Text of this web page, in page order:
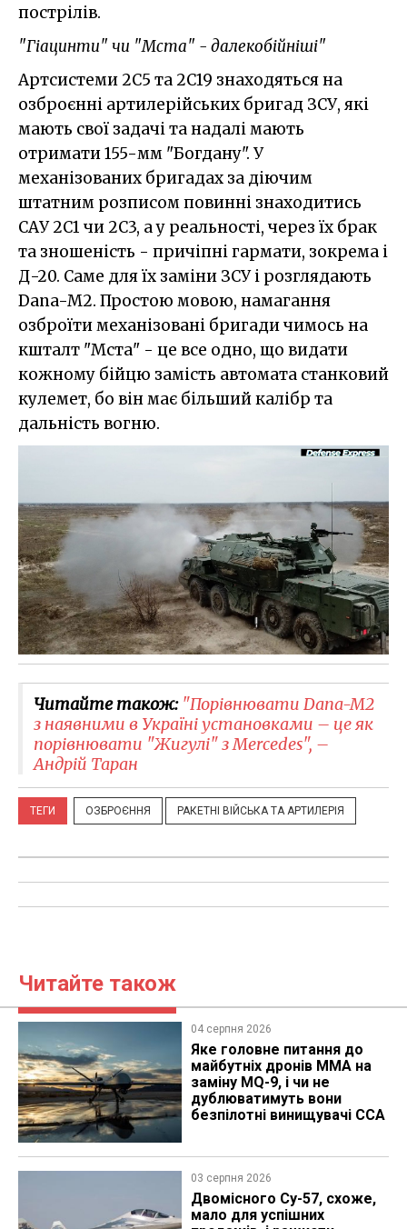
пострілів.
"Гіацинти" чи "Мста" - далекобійніші"
Артсистеми 2С5 та 2С19 знаходяться на
озброєнні артилерійських бригад ЗСУ, які
мають свої задачі та надалі мають
отримати 155-мм "Богдану". У
механізованих бригадах за діючим
штатним розписом повинні знаходитись
САУ 2С1 чи 2С3, а у реальності, через їх брак
та зношеність - причіпні гармати, зокрема і
Д-20. Саме для їх заміни ЗСУ і розглядають
Dana-M2. Простою мовою, намагання
озброїти механізовані бригади чимось на
кшталт "Мста" - це все одно, що видати
кожному бійцю замість автомата станковий
кулемет, бо він має більший калібр та
дальність вогню.
Читайте також: "Порівнювати Dana-M2
з наявними в Україні установками – це як
порівнювати "Жигулі" з Mercedes", –
Андрій Таран
ТЕГИ ОЗБРОЄННЯ РАКЕТНІ ВІЙСЬКА ТА АРТИЛЕРІЯ
Читайте також
04 серпня 2026
Яке головне питання до
майбутніх дронів MMA на
заміну MQ-9, і чи не
дублюватимуть вони
безпілотні винищувачі CCA
03 серпня 2026
Двомісного Су-57, схоже,
мало для успішних